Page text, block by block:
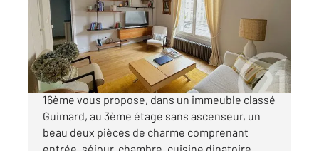
Appartement F2 à vendre
449 000 €
LANCRET. Votre agence Century 21 Via Conseil
16ème vous propose, dans un immeuble classé
Guimard, au 3ème étage sans ascenseur, un
beau deux pièces de charme comprenant